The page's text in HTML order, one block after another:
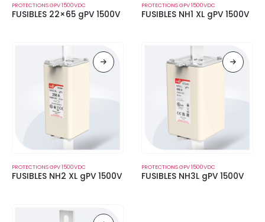
PROTECTIONS GPV 1500VDC
FUSIBLES 22×65 gPV 1500V
PROTECTIONS GPV 1500VDC
FUSIBLES NH1 XL gPV 1500V
PROTECTIONS GPV 1500VDC
FUSIBLES NH2 XL gPV 1500V
PROTECTIONS GPV 1500VDC
FUSIBLES NH3L gPV 1500V